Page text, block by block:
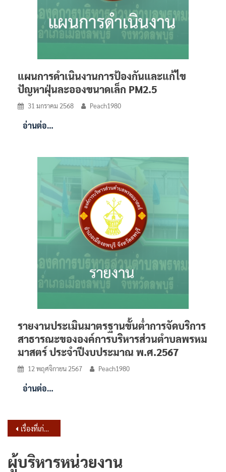
แผนการดำเนินงานการป้องกันและแก้ไข
ปัญหาฝุ่นละอองขนาดเล็ก PM2.5
31 มกราคม 2568 Peach1980
อ่านต่อ…
รายงานประเมินมาตรฐานขั้นต่ำการจัดบริการ
สาธารณะขององค์การบริหารส่วนตำบลพรหม
มาสตร์ ประจำปีงบประมาณ พ.ศ.2567
12 พฤศจิกายน 2567 Peach1980
อ่านต่อ…
แนะแนว
เรื่อง
เรื่องที่เก่ากว่า
ผู้บริหารหน่วยงาน